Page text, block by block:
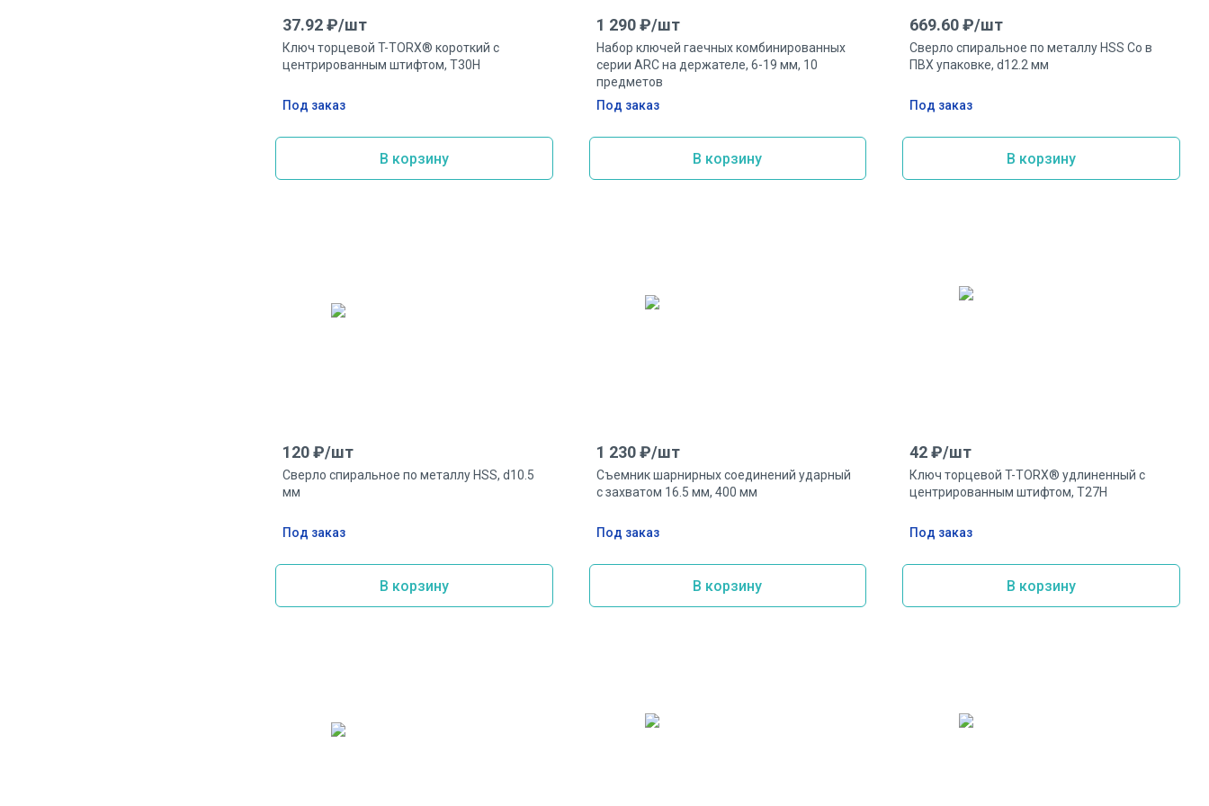
37.92₽/шт
Ключ торцевой T-TORX® короткий с
центрированным штифтом, T30H
Под заказ
В корзину
1 290 ₽/шт
Набор ключей гаечных комбинированных
серии ARC на держателе, 6-19 мм, 10
предметов
Под заказ
В корзину
669.60 ₽/шт
Сверло спиральное по металлу HSS Co в
ПВХ упаковке, d12.2 мм
Под заказ
В корзину
120₽/шт
Сверло спиральное по металлу HSS, d10.5
мм
Под заказ
В корзину
1 230 ₽/шт
Съемник шарнирных соединений ударный
с захватом 16.5 мм, 400 мм
Под заказ
В корзину
42 ₽/шт
Ключ торцевой T-TORX® удлиненный с
центрированным штифтом, T27H
Под заказ
В корзину